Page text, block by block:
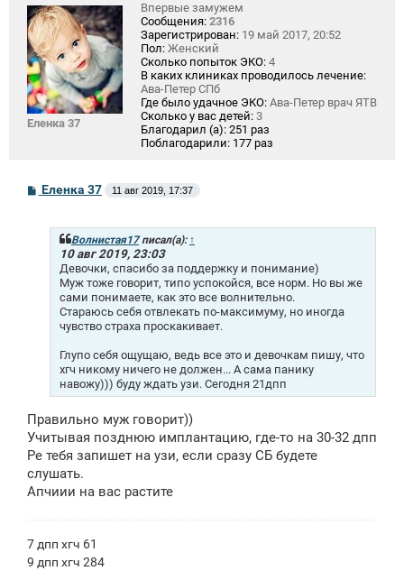
Еленка 37
Впервые замужем
Сообщения: 2316
Зарегистрирован: 19 май 2017, 20:52
Пол: Женский
Сколько попыток ЭКО: 4
В каких клиниках проводилось лечение:
Ава-Петер СПб
Где было удачное ЭКО: Ава-Петер врач ЯТВ
Сколько у вас детей: 3
Благодарил (а): 251 раз
Поблагодарили: 177 раз
СЕленка 37 11 авг 2019, 17:37
Волнистая17писал(а): ↑
10 авг 2019, 23:03
Девочки, спасибо за поддержку и понимание)
Муж тоже говорит, типо успокойся, все норм. Но вы же
сами понимаете, как это все волнительно.
Стараюсь себя отвлекать по-максимуму, но иногда
чувство страха проскакивает.
Глупо себя ощущаю, ведь все это и девочкам пишу, что
хгч никому ничего не должен... А сама панику
навожу))) буду ждать узи. Сегодня 21дпп
Правильно муж говорит))
Учитывая позднюю имплантацию, где-то на 30-32 дпп
Ре тебя запишет на узи, если сразу СБ будете
слушать.
Апчиии на вас растите
7 дпп хгч 61
9 дпп хгч 284